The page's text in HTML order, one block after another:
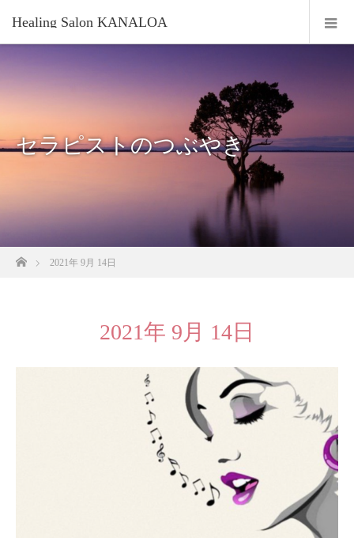
Healing Salon KANALOA
セラピストのつぶやき
ホーム2021年 9月 14日
2021年 9月 14日